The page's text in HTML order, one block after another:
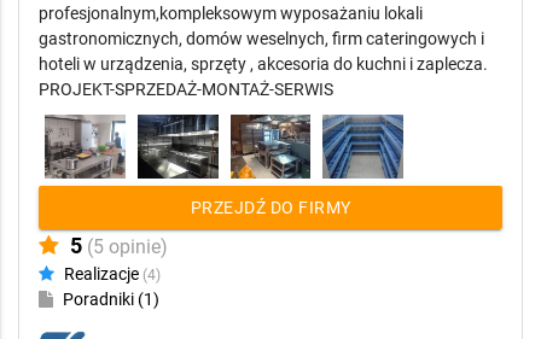
profesjonalnym,kompleksowym wyposażaniu lokali
gastronomicznych, domów weselnych, firm cateringowych i
hoteli w urządzenia, sprzęty , akcesoria do kuchni i zaplecza.
PROJEKT-SPRZEDAŻ-MONTAŻ-SERWIS
PRZEJDŹ DO FIRMY
5 (5 opinie)
Realizacje (4)
Poradniki (1)